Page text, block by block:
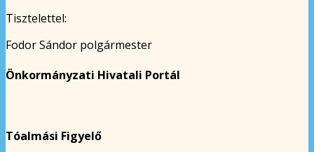
Tisztelettel:
Fodor Sándor polgármester
Önkormányzati Hivatali Portál
Tóalmási Figyelő